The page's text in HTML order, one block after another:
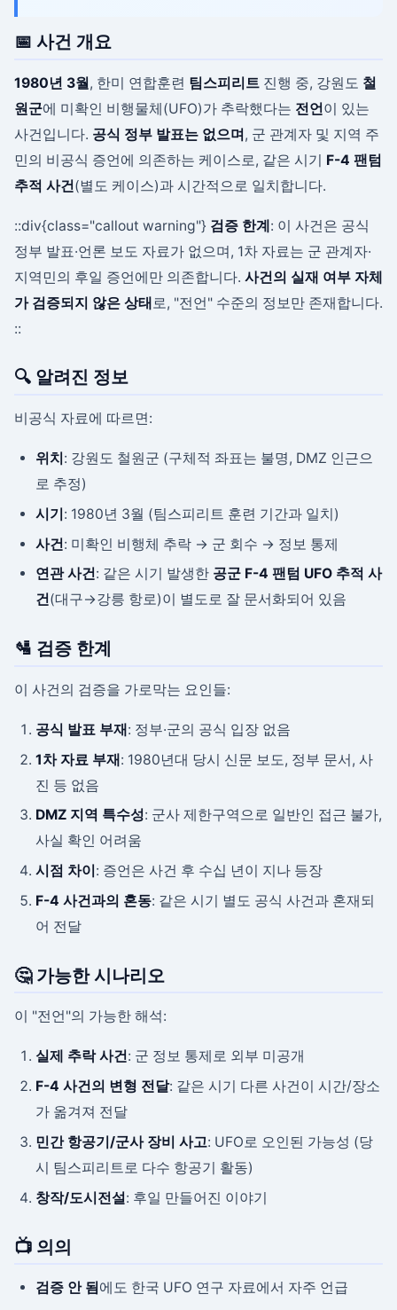
📅 사건 개요
1980년 3월, 한미 연합훈련 팀스피리트 진행 중, 강원도 철
원군에 미확인 비행물체(UFO)가 추락했다는 전언이 있는
사건입니다. 공식 정부 발표는 없으며, 군 관계자 및 지역 주
민의 비공식 증언에 의존하는 케이스로, 같은 시기 F-4 팬텀
추적 사건(별도 케이스)과 시간적으로 일치합니다.
::div{class="callout warning"} 검증 한계: 이 사건은 공식
정부 발표·언론 보도 자료가 없으며, 1차 자료는 군 관계자·
지역민의 후일 증언에만 의존합니다. 사건의 실재 여부 자체
가 검증되지 않은 상태 로, "전언" 수준의 정보만 존재합니다.
::
🔍 알려진 정보
비공식 자료에 따르면:
위치: 강원도 철원군 (구체적 좌표는 불명, DMZ 인근으
로 추정)
시기: 1980년 3월 (팀스피리트 훈련 기간과 일치)
사건: 미확인 비행체 추락 → 군 회수 → 정보 통제
연관 사건: 같은 시기 발생한 공군 F-4 팬텀 UFO 추적 사
건(대구→강릉 항로)이 별도로 잘 문서화되어 있음
🛂 검증 한계
이 사건의 검증을 가로막는 요인들:
공식 발표 부재: 정부·군의 공식 입장 없음
1차 자료 부재: 1980년대 당시 신문 보도, 정부 문서, 사
진 등 없음
DMZ 지역 특수성: 군사 제한구역으로 일반인 접근 불가,
사실 확인 어려움
시점 차이 : 증언은 사건 후 수십 년이 지나 등장
F-4 사건과의 혼동: 같은 시기 별도 공식 사건과 혼재되
어 전달
🤔 가능한 시나리오
이 "전언"의 가능한 해석:
실제 추락 사건: 군 정보 통제로 외부 미공개
F-4 사건의 변형 전달: 같은 시기 다른 사건이 시간/장소
가 옮겨져 전달
민간 항공기/군사 장비 사고: UFO로 오인된 가능성 (당
시 팀스피리트로 다수 항공기 활동)
창작/도시전설: 후일 만들어진 이야기
📺 의의
검증 안 됨 에도 한국 UFO 연구 자료에서 자주 언급